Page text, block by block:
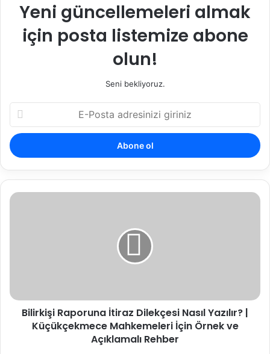
Yeni güncellemeleri almak
için posta listemize abone
olun!
Seni bekliyoruz.
Posta
adresinizi
giriniz
Bilirkişi
Mahkemeleri
Bilirkişi Raporuna İtiraz Dilekçesi Nasıl Yazılır? |
Küçükçekmece Mahkemeleri İçin Örnek ve
Açıklamalı Rehber